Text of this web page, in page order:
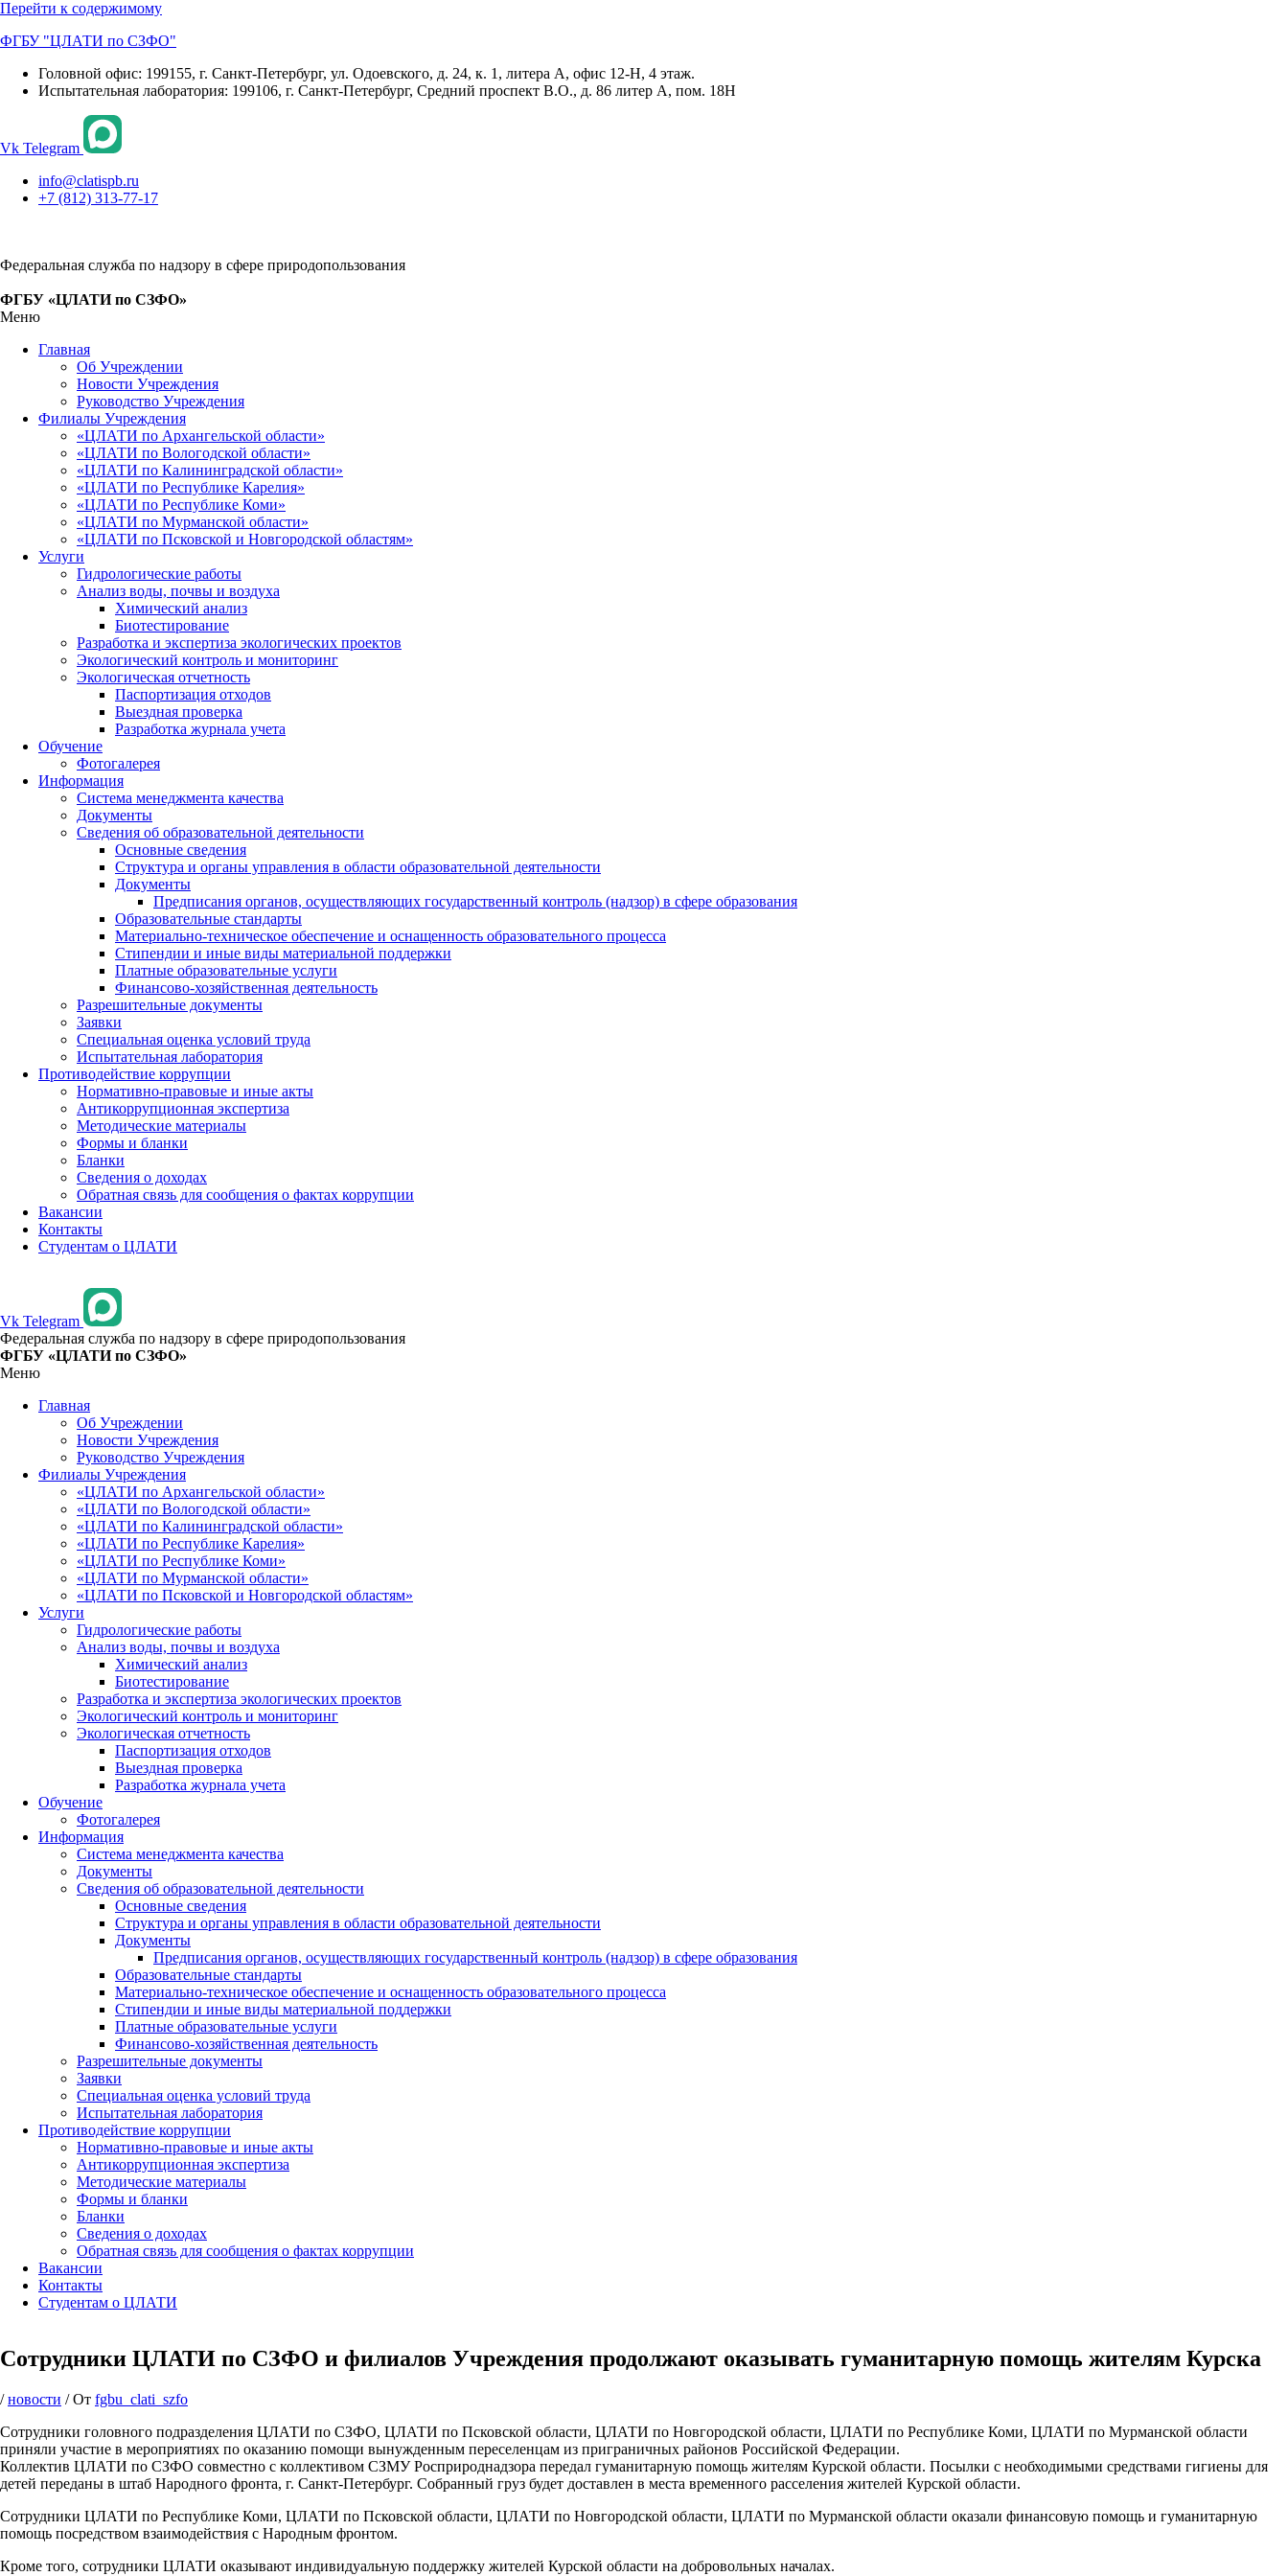
Перейти к содержимому
ФГБУ "ЦЛАТИ по СЗФО"
Головной офис: 199155, г. Санкт-Петербург, ул. Одоевского, д. 24, к. 1, литера А, офис 12-Н, 4 этаж.
Испытательная лаборатория: 199106, г. Санкт-Петербург, Средний проспект В.О., д. 86 литер А, пом. 18Н
Vk Telegram
info@clatispb.ru
+7 (812) 313-77-17
Федеральная служба по надзору в сфере природопользования
ФГБУ «ЦЛАТИ по СЗФО»
Меню
Главная
Об Учреждении
Новости Учреждения
Руководство Учреждения
Филиалы Учреждения
«ЦЛАТИ по Архангельской области»
«ЦЛАТИ по Вологодской области»
«ЦЛАТИ по Калининградской области»
«ЦЛАТИ по Республике Карелия»
«ЦЛАТИ по Республике Коми»
«ЦЛАТИ по Мурманской области»
«ЦЛАТИ по Псковской и Новгородской областям»
Услуги
Гидрологические работы
Анализ воды, почвы и воздуха
Химический анализ
Биотестирование
Разработка и экспертиза экологических проектов
Экологический контроль и мониторинг
Экологическая отчетность
Паспортизация отходов
Выездная проверка
Разработка журнала учета
Обучение
Фотогалерея
Информация
Система менеджмента качества
Документы
Сведения об образовательной деятельности
Основные сведения
Структура и органы управления в области образовательной деятельности
Документы
Предписания органов, осуществляющих государственный контроль (надзор) в сфере образования
Образовательные стандарты
Материально-техническое обеспечение и оснащенность образовательного процесса
Стипендии и иные виды материальной поддержки
Платные образовательные услуги
Финансово-хозяйственная деятельность
Разрешительные документы
Заявки
Специальная оценка условий труда
Испытательная лаборатория
Противодействие коррупции
Нормативно-правовые и иные акты
Антикоррупционная экспертиза
Методические материалы
Формы и бланки
Бланки
Сведения о доходах
Обратная связь для сообщения о фактах коррупции
Вакансии
Контакты
Студентам о ЦЛАТИ
Vk Telegram
Федеральная служба по надзору в сфере природопользования
ФГБУ «ЦЛАТИ по СЗФО»
Меню
Главная
Об Учреждении
Новости Учреждения
Руководство Учреждения
Филиалы Учреждения
«ЦЛАТИ по Архангельской области»
«ЦЛАТИ по Вологодской области»
«ЦЛАТИ по Калининградской области»
«ЦЛАТИ по Республике Карелия»
«ЦЛАТИ по Республике Коми»
«ЦЛАТИ по Мурманской области»
«ЦЛАТИ по Псковской и Новгородской областям»
Услуги
Гидрологические работы
Анализ воды, почвы и воздуха
Химический анализ
Биотестирование
Разработка и экспертиза экологических проектов
Экологический контроль и мониторинг
Экологическая отчетность
Паспортизация отходов
Выездная проверка
Разработка журнала учета
Обучение
Фотогалерея
Информация
Система менеджмента качества
Документы
Сведения об образовательной деятельности
Основные сведения
Структура и органы управления в области образовательной деятельности
Документы
Предписания органов, осуществляющих государственный контроль (надзор) в сфере образования
Образовательные стандарты
Материально-техническое обеспечение и оснащенность образовательного процесса
Стипендии и иные виды материальной поддержки
Платные образовательные услуги
Финансово-хозяйственная деятельность
Разрешительные документы
Заявки
Специальная оценка условий труда
Испытательная лаборатория
Противодействие коррупции
Нормативно-правовые и иные акты
Антикоррупционная экспертиза
Методические материалы
Формы и бланки
Бланки
Сведения о доходах
Обратная связь для сообщения о фактах коррупции
Вакансии
Контакты
Студентам о ЦЛАТИ
Сотрудники ЦЛАТИ по СЗФО и филиалов Учреждения продолжают оказывать гуманитарную помощь жителям Курска
/новости / От fgbu_clati_szfo
Сотрудники головного подразделения ЦЛАТИ по СЗФО, ЦЛАТИ по Псковской области, ЦЛАТИ по Новгородской области, ЦЛАТИ по Республике Коми, ЦЛАТИ по Мурманской области
приняли участие в мероприятиях по оказанию помощи вынужденным переселенцам из приграничных районов Российской Федерации.
Коллектив ЦЛАТИ по СЗФО совместно с коллективом СЗМУ Росприроднадзора передал гуманитарную помощь жителям Курской области. Посылки с необходимыми средствами гигиены для
детей переданы в штаб Народного фронта, г. Санкт-Петербург. Собранный груз будет доставлен в места временного расселения жителей Курской области.
Сотрудники ЦЛАТИ по Республике Коми, ЦЛАТИ по Псковской области, ЦЛАТИ по Новгородской области, ЦЛАТИ по Мурманской области оказали финансовую помощь и гуманитарную
помощь посредством взаимодействия с Народным фронтом.
Кроме того, сотрудники ЦЛАТИ оказывают индивидуальную поддержку жителей Курской области на добровольных началах.